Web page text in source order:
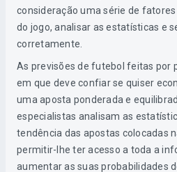
consideração uma série de
do jogo, analisar as estatísticas e
corretamente.
As previsões de futebol feitas por
em que deve confiar se quiser
uma aposta ponderada e
especialistas analisam as
tendência das apostas colocadas
permitir-lhe ter acesso a toda a
aumentar as suas probabilidades